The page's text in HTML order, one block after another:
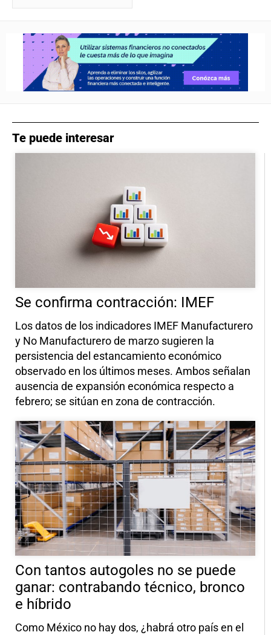
Te puede interesar
Se confirma contracción: IMEF
Los datos de los indicadores IMEF Manufacturero
y No Manufacturero de marzo sugieren la
persistencia del estancamiento económico
observado en los últimos meses. Ambos señalan
ausencia de expansión económica respecto a
febrero; se sitúan en zona de contracción.
Con tantos autogoles no se puede
ganar: contrabando técnico, bronco
e híbrido
Como México no hay dos, ¿habrá otro país en el